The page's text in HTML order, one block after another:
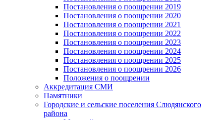
Постановления о поощрении 2019
Постановления о поощрении 2020
Постановления о поощрении 2021
Постановления о поощрении 2022
Постановления о поощрении 2023
Постановления о поощрении 2024
Постановления о поощрении 2025
Постановления о поощрении 2026
Положения о поощрении
Аккредитация СМИ
Памятники
Городские и сельские поселения Слюдянского
района